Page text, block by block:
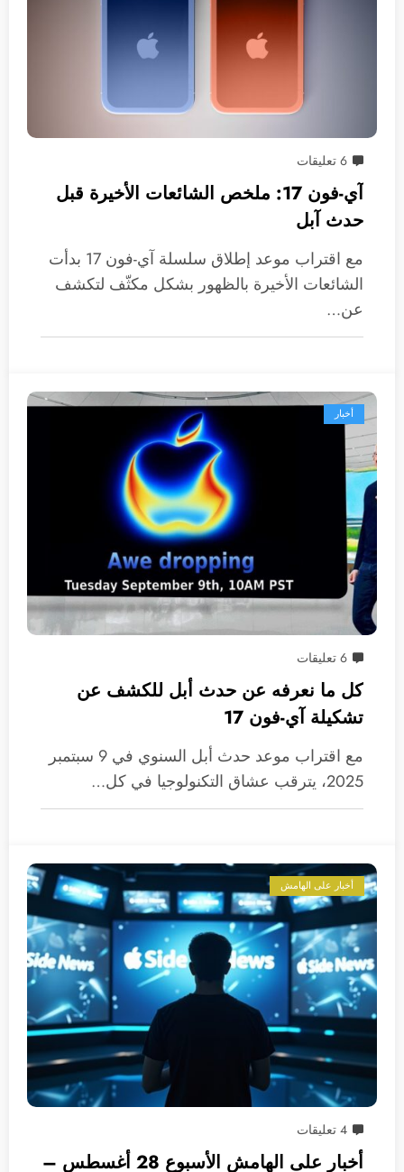
6 تعليقات
آي-فون 17: ملخص الشائعات الأخيرة قبل
حدث آبل
مع اقتراب موعد إطلاق سلسلة آي-فون 17 بدأت
الشائعات الأخيرة بالظهور بشكل مكثّف لتكشف
عن…
أخبار
6 تعليقات
كل ما نعرفه عن حدث أبل للكشف عن
تشكيلة آي-فون 17
مع اقتراب موعد حدث أبل السنوي في 9 سبتمبر
2025، يترقب عشاق التكنولوجيا في كل…
أخبار على الهامش
4 تعليقات
أخبار على الهامش الأسبوع 28 أغسطس –